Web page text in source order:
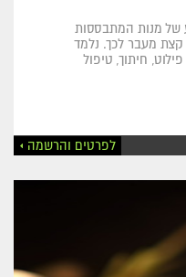
של מנות המתבססות
קצת מעבר לכך. נלמד
חיתוך, טיפול
לפרטים והרשמה